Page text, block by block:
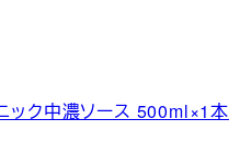
ック中濃ソース 500ml×1本